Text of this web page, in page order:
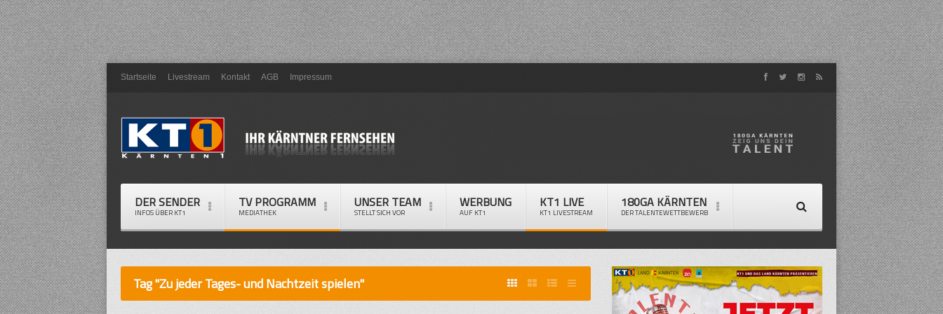
Startseite Livestream Kontakt AGB Impressum
DER SENDER
INFOS ÜBER KT1
TV PROGRAMM
MEDIATHEK
UNSER TEAM
STELLT SICH VOR
WERBUNG
AUF KT1
KT1 LIVE
KT1 LIVESTREAM
180GA KÄRNTEN
DER TALENTEWETTBEWERB
Tag "Zu jeder Tages- und Nachtzeit spielen"